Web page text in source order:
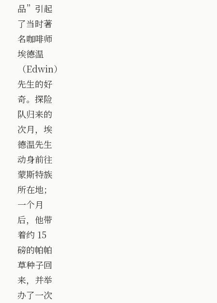
品”引起
了当时著
名咖啡师
埃德温
（Edwin）
先生的好
奇。探险
队归来的
次月，埃
德温先生
动身前往
蒙斯特族
所在地；
一个月
后，他带
着约 15
磅的帕帕
草种子回
来，并举
办了一次